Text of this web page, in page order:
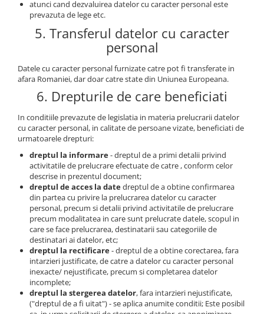
atunci cand dezvaluirea datelor cu caracter personal este
prevazuta de lege etc.
5. Transferul datelor cu caracter
personal
Datele cu caracter personal furnizate catre pot fi transferate in
afara Romaniei, dar doar catre state din Uniunea Europeana.
6. Drepturile de care beneficiati
In conditiile prevazute de legislatia in materia prelucrarii datelor
cu caracter personal, in calitate de persoane vizate, beneficiati de
urmatoarele drepturi:
dreptul la informare- dreptul de a primi detalii privind
activitatile de prelucrare efectuate de catre , conform celor
descrise in prezentul document;
dreptul de acces la datedreptul de a obtine confirmarea
din partea cu privire la prelucrarea datelor cu caracter
personal, precum si detalii privind activitatile de prelucrare
precum modalitatea in care sunt prelucrate datele, scopul in
care se face prelucrarea, destinatarii sau categoriile de
destinatari ai datelor, etc;
dreptul la rectificare- dreptul de a obtine corectarea, fara
intarzieri justificate, de catre a datelor cu caracter personal
inexacte/ nejustificate, precum si completarea datelor
incomplete;
dreptul la stergerea datelor, fara intarzieri nejustificate,
("dreptul de a fi uitat") - se aplica anumite conditii; Este posibil